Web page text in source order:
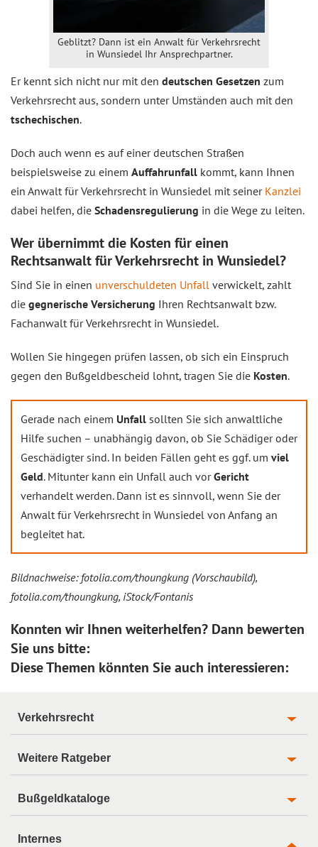
Geblitzt? Dann ist ein Anwalt für Verkehrsrecht
in Wunsiedel Ihr Ansprechpartner.
Er kennt sich nicht nur mit den deutschen Gesetzen zum
Verkehrs­recht aus, sondern unter Umständen auch mit den
tschechischen.
Doch auch wenn es auf einer deutschen Straßen
beispielsweise zu einem Auffahrunfall kommt, kann Ihnen
ein Anwalt für Verkehrsrecht in Wunsiedel mit seiner Kanzlei
dabei helfen, die Schadensregulierung in die Wege zu leiten.
Wer übernimmt die Kosten für einen
Rechtsanwalt für Verkehrsrecht in Wunsiedel?
Sind Sie in einen unverschuldeten Unfall verwickelt, zahlt
die gegnerische Versicherung Ihren Rechtsanwalt bzw.
Fachanwalt für Verkehrsrecht in Wunsiedel.
Wollen Sie hingegen prüfen lassen, ob sich ein Einspruch
gegen den Bußgeldbescheid lohnt, tragen Sie die Kosten.
Gerade nach einem Unfall sollten Sie sich anwaltliche
Hilfe suchen – unabhängig davon, ob Sie Schädiger oder
Geschädigter sind. In beiden Fällen geht es ggf. um viel
Geld. Mitunter kann ein Unfall auch vorGericht
verhandelt werden. Dann ist es sinnvoll, wenn Sie der
Anwalt für Verkehrsrecht in Wunsiedel von Anfang an
begleitet hat.
Bildnachweise: fotolia.com/thoungkung (Vorschaubild),
fotolia.com/thoungkung, iStock/Fontanis
Konnten wir Ihnen weiterhelfen? Dann bewerten
Sie uns bitte:
Diese Themen könnten Sie auch interessieren:
Verkehrsrecht
Weitere Ratgeber
Bußgeldkataloge
Internes